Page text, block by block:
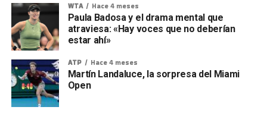
WTA Hace 4 meses
Paula Badosa y el drama mental que
atraviesa: «Hay voces que no deberían
estar ahí»
ATP Hace 4 meses
Martín Landaluce, la sorpresa del Miami
Open